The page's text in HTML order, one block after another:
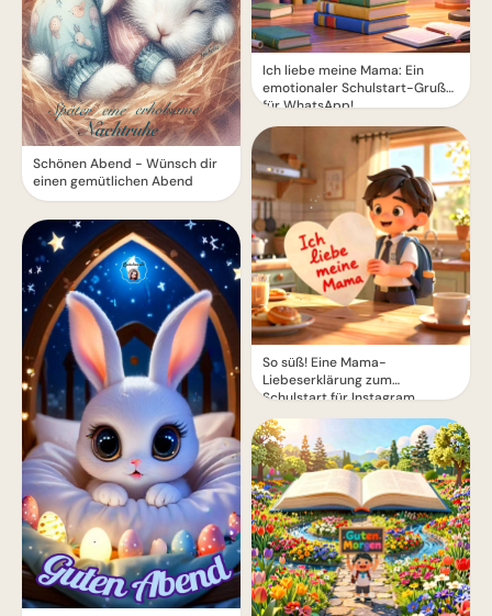
Schönen Abend - Wünsch dir
einen gemütlichen Abend
Ich liebe meine Mama: Ein
emotionaler Schulstart-Gruß
für WhatsApp!
So süß! Eine Mama-
Liebeserklärung zum
Schulstart für Instagram